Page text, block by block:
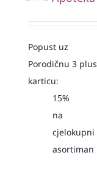
Popust uz
Porodičnu 3 plus
karticu:
15%
na
cjelokupni
asortiman